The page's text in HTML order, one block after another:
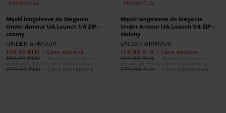
PROMOCJA
Męski longsleeve do biegania
Under Armour UA Launch 1/4 ZIP -
czarny
UNDER ARMOUR
- Cena aktualna
139,99 PLN
- Cena początkowa
279,99 PLN
189,99 PLN
- Najniższa cena z
ostatnich 30 dni przed promocją
PROMOCJA
Męski longsleeve do biegania
Under Armour UA Launch 1/4 ZIP -
zielony
UNDER ARMOUR
- Cena aktualna
129,99 PLN
- Cena początkowa
279,99 PLN
129,99 PLN
- Najniższa cena z
ostatnich 30 dni przed promocją